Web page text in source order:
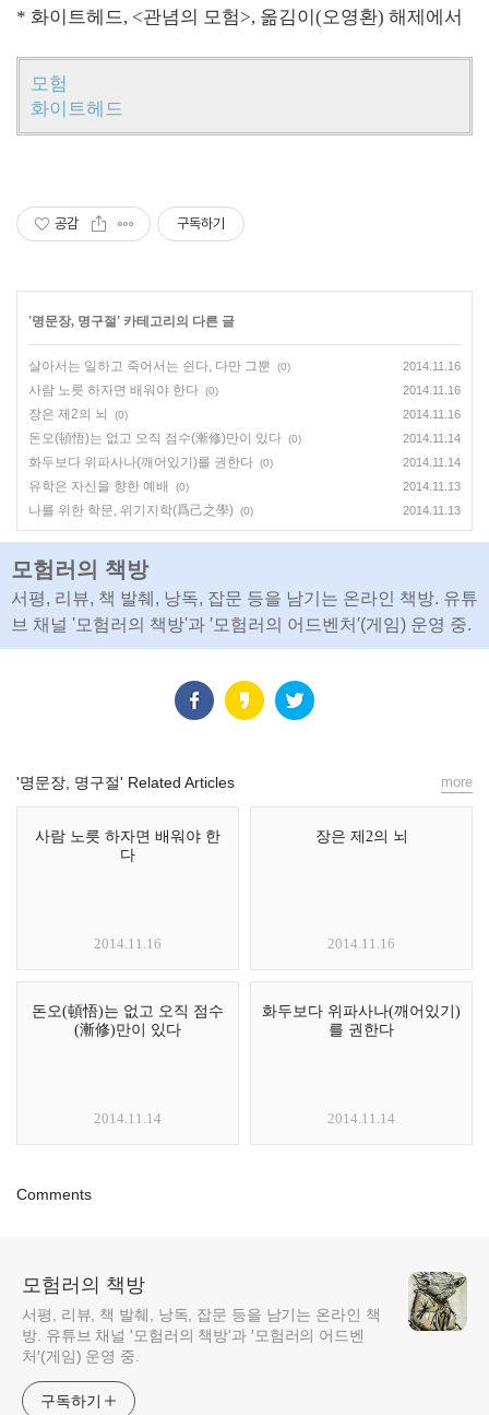
* 화이트헤드, <관념의 모험>, 옮김이(오영환) 해제에서
모험
화이트헤드
공감 구독하기
'명문장, 명구절' 카테고리의 다른 글
살아서는 일하고 죽어서는 쉰다, 다만 그뿐 (0) 2014.11.16
사람 노릇 하자면 배워야 한다 (0) 2014.11.16
장은 제2의 뇌 (0) 2014.11.16
돈오(頓悟)는 없고 오직 점수(漸修)만이 있다 (0) 2014.11.14
화두보다 위파사나(깨어있기)를 권한다 (0) 2014.11.14
유학은 자신을 향한 예배 (0) 2014.11.13
나를 위한 학문, 위기지학(爲己之學) (0) 2014.11.13
모험러의 책방
서평, 리뷰, 책 발췌, 낭독, 잡문 등을 남기는 온라인 책방. 유튜
브 채널 '모험러의 책방'과 ′모험러의 어드벤처′(게임) 운영 중.
'명문장, 명구절' Related Articles
사람 노릇 하자면 배워야 한
다
2014.11.16
장은 제2의 뇌
2014.11.16
돈오(頓悟)는 없고 오직 점수
(漸修)만이 있다
2014.11.14
화두보다 위파사나(깨어있기)
를 권한다
2014.11.14
more
Comments
모험러의 책방
서평, 리뷰, 책 발췌, 낭독, 잡문 등을 남기는 온라인 책
방. 유튜브 채널 '모험러의 책방'과 ′모험러의 어드벤
처′(게임) 운영 중.
구독하기